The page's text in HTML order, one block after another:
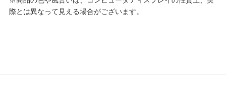
際とは異なって見える場合がございます。